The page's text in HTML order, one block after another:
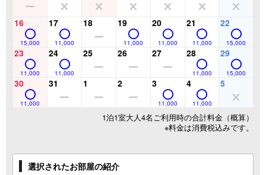
16
15,000
17
11,000
18 19
11,000
20
11,000
21
11,000
22
15,000
23
11,000
24
11,000
25 26 27 28
11,000
29
15,000
30
11,000
31 1 2 3
11,000
4
11,000
5
1泊1室大人4名ご利用時の合計料金（概算）
※料金は消費税込みです。
選択されたお部屋の紹介